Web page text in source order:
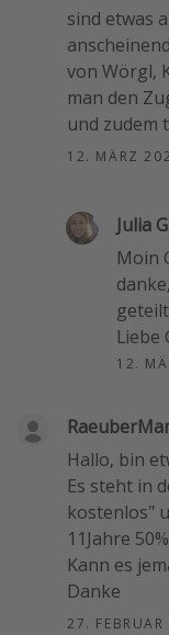
sind etwas
von Wörgl,
man den
und zudem
12. MÄRZ
Julia
Moin
Liebe
12.
Hallo, bin
Es steht in
kostenlos"
11Jahre
Kann es
Danke
27.